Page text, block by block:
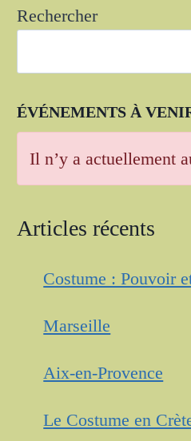
Rechercher
ÉVÉNEMENTS À
Il n’y a actuellement
Articles récents
Costume : Pouvoir
Marseille
Aix-en-Provence
Le Costume en